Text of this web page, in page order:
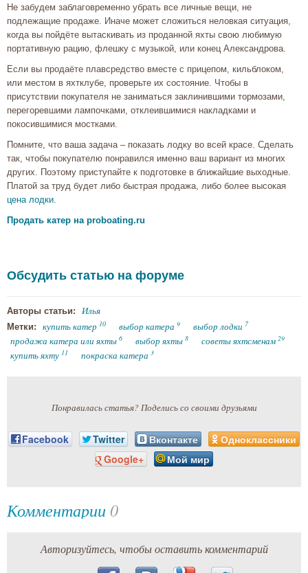
Не забудем заблаговременно убрать все личные вещи, не
подлежащие продаже. Иначе может сложиться неловкая ситуация,
когда вы пойдёте вытаскивать из проданной яхты свою любимую
портативную рацию, флешку с музыкой, или конец Александрова.
Если вы продаёте плавсредство вместе с прицепом, кильблоком,
или местом в яхтклубе, проверьте их состояние. Чтобы в
присутствии покупателя не заниматься заклинившими тормозами,
перегоревшими лампочками, отклеившимися накладками и
покосившимися мостками.
Помните, что ваша задача – показать лодку во всей красе. Сделать
так, чтобы покупателю понравился именно ваш вариант из многих
других. Поэтому приступайте к подготовке в ближайшие выходные.
Платой за труд будет либо быстрая продажа, либо более высокая
цена лодки.
Продать катер на proboating.ru
Обсудить статью на форуме
Авторы статьи: Илья
Метки: купить катер 10 выбор катера 9 выбор лодки 7
продажа катера или яхты 6 выбор яхты 8 советы яхтсменам 29
купить яхту 11 покраска катера 3
Понравилась статья? Поделись со своими друзьями
Facebook Twitter Вконтакте
Одноклассники
Google+
Мой мир
Комментарии 0
Авторизуйтесь, чтобы оставить комментарий